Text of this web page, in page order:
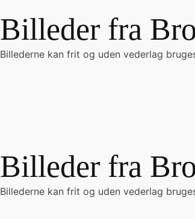
Billeder fra
Billederne kan frit og uden vederlag
Billeder fra
Billederne kan frit og uden vederlag